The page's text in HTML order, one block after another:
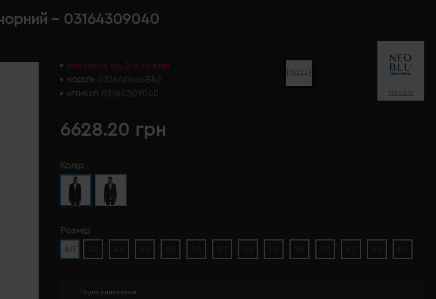
- 03164309040
поставка від 2-х тижнів
МОДЕЛЬ: 03164(NeoBlu)
АРТИКУЛ: 03164309040 NeoBlu
6628.20 грн
Колір
Розмір
40
Група нанесення